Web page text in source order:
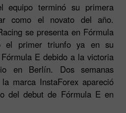
equipo terminó su primera
como el novato del año.
se presenta en Fórmula
el primer triunfo ya en su
E debido a la victoria
en Berlín. Dos semanas
marca InstaForex apareció
del debut de Fórmula E en